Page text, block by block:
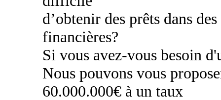
d’obtenir des prêts dans
financières?
Si vous avez-vous besoin
Nous pouvons vous
60.000.000€ à un taux